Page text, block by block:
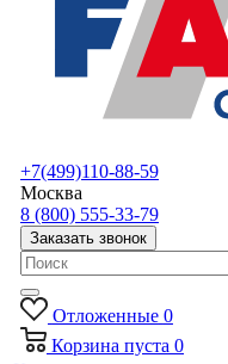
+7(499)110-88-59
Москва
8 (800) 555-33-79
Заказать звонок
Отложенные 0
Корзина пуста 0